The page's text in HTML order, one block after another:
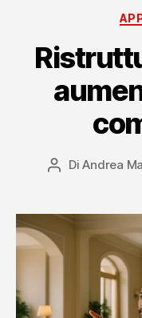
Autore
DiAndrea